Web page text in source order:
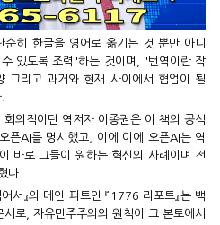
히 한글을 영어로 옮기는 것 뿐만 아니
있도록 조력"하는 것이며, "번역이란 작
그리고 과거와 현재 사이에서 협업이 될
의적이던 역저자 이종권은 이 책의 공식
픈AI를 명시했고, 이에 이에 오픈AI는 역
바로 그들이 원하는 혁신의 사례이며 전
다.
서』의 메인 파트인 『1776 리포트』는 백
로, 자유민주주의의 원칙이 그 본토에서